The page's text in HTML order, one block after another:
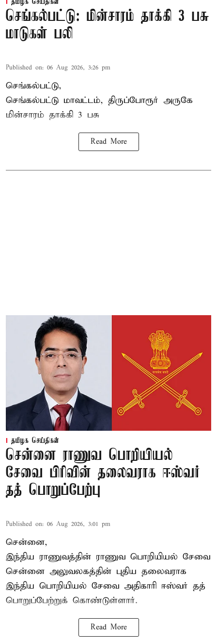
தமிழக செய்திகள்
செங்கல்பட்டு: மின்சாரம் தாக்கி 3 பசு
மாடுகள் பலி
Published on: 06 Aug 2026, 3:26 pm
செங்கல்பட்டு,
செங்கல்பட்டு மாவட்டம், திருப்போரூர் அருகே
மின்சாரம் தாக்கி 3 பசு
Read More
தமிழக செய்திகள்
சென்னை ராணுவ பொறியியல்
சேவை பிரிவின் தலைவராக ஈஸ்வர்
தத் பொறுப்பேற்பு
Published on: 06 Aug 2026, 3:01 pm
சென்னை,
இந்திய ராணுவத்தின் ராணுவ பொறியியல் சேவை
சென்னை அலுவலகத்தின் புதிய தலைவராக
இந்திய பொறியியல் சேவை அதிகாரி ஈஸ்வர் தத்
பொறுப்பேற்றுக் கொண்டுள்ளார்.
Read More